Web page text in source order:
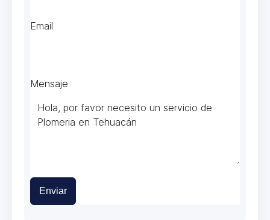
Email
Mensaje
Enviar